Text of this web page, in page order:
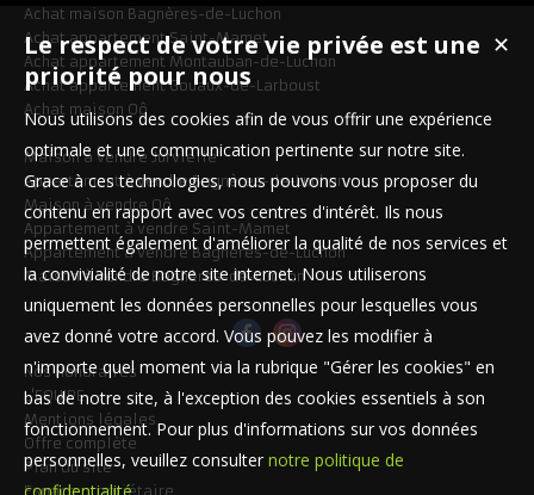
Achat maison Bagnères-de-Luchon
Achat appartement Saint-Mamet
Achat appartement Montauban-de-Luchon
Achat appartement Gouaux-de-Larboust
Achat maison Oô
Maison à vendre Jurvielle
Appartement à vendre Bagnères-de-Luchon
Maison à vendre Oô
Appartement à vendre Saint-Mamet
Appartement à vendre Bagnères-de-Luchon
Maison à vendre Bagnères-de-Luchon
Nos Honoraires
L'EQUIPE
Mentions légales
Offre complète
Plan du site
Espace propriétaire
✕
Le respect de votre vie privée est une
priorité pour nous
Nous utilisons des cookies afin de vous offrir une expérience
optimale et une communication pertinente sur notre site.
Grace à ces technologies, nous pouvons vous proposer du
contenu en rapport avec vos centres d'intérêt. Ils nous
permettent également d'améliorer la qualité de nos services et
la convivialité de notre site internet. Nous utiliserons
uniquement les données personnelles pour lesquelles vous
avez donné votre accord. Vous pouvez les modifier à
n'importe quel moment via la rubrique "Gérer les cookies" en
bas de notre site, à l'exception des cookies essentiels à son
fonctionnement. Pour plus d'informations sur vos données
personnelles, veuillez consulter notre politique de